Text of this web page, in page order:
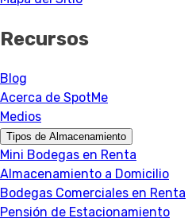
Recursos
Blog
Acerca de SpotMe
Medios
Tipos de Almacenamiento
Mini Bodegas en Renta
Almacenamiento a Domicilio
Bodegas Comerciales en Renta
Pensión de Estacionamiento